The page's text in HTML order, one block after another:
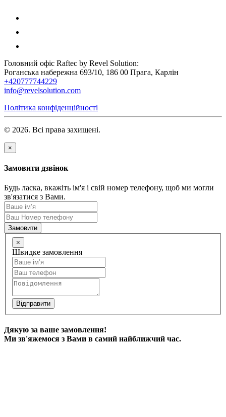
Головний офіс Raftec by Revel Solution:
Роганська набережна 693/10, 186 00 Прага, Карлін
+420777744229
info@revelsolution.com
Політика конфіденційності
© 2026. Всі права захищені.
×
Замовити дзвінок
Будь ласка, вкажіть ім'я і свій номер телефону, щоб ми могли
зв'язатися з Вами.
Замовити
×
Швидке замовлення
Відправити
Дякую за ваше замовлення!
Ми зв'яжемося з Вами в самий найближчий час.